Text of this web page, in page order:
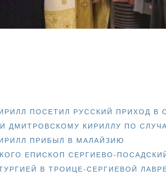
ПОСЕТИЛ РУССКИЙ ПРИХОД В
ДМИТРОВСКОМУ КИРИЛЛУ ПО
ПРИБЫЛ В МАЛАЙЗИЮ
ЕПИСКОП СЕРГИЕВО-
В ТРОИЦЕ-СЕРГИЕВОЙ